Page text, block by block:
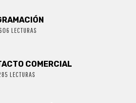
LECTURAS
COMERCIAL
LECTURAS